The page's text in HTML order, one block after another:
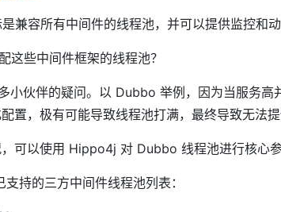
兼容所有中间件的线程池，并可以提供监控和动
这些中间件框架的线程池？
小伙伴的疑问。以 Dubbo 举例，因为当服务
置，极有可能导致线程池打满，最终导致无法提
可以使用 Hippo4j 对 Dubbo 线程池进行核心
持的三方中间件线程池列表：